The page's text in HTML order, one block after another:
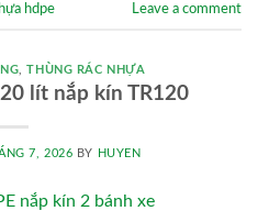
hdpe Leave a comment
,THÙNG RÁC NHỰA
lít nắp kín TR120
7, 2026 BY HUYEN